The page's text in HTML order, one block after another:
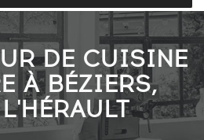
DE CUISINE
À BÉZIERS,